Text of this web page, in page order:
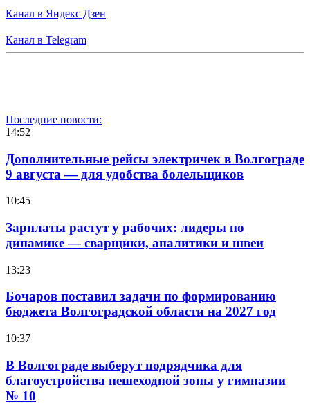
Канал в Яндекс Дзен
Канал в Telegram
Последние новости:
14:52
Дополнительные рейсы электричек в Волгограде
9 августа — для удобства болельщиков
10:45
Зарплаты растут у рабочих: лидеры по
динамике — сварщики, аналитики и швеи
13:23
Бочаров поставил задачи по формированию
бюджета Волгоградской области на 2027 год
10:37
В Волгограде выберут подрядчика для
благоустройства пешеходной зоны у гимназии
№ 10